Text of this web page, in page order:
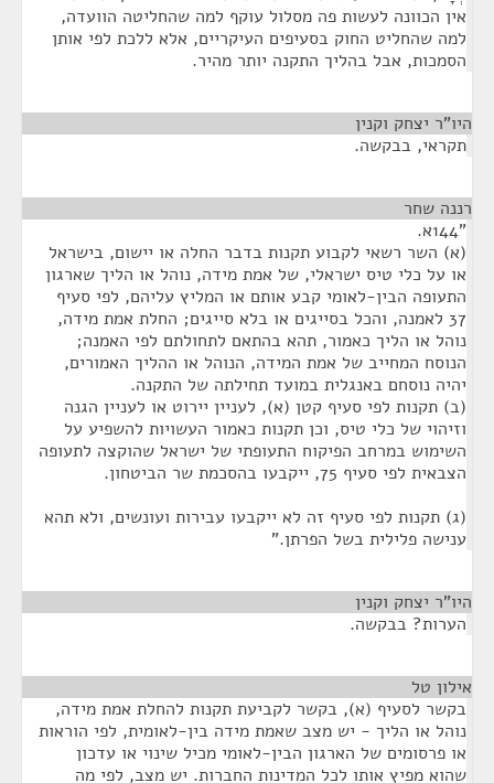
אין הכוונה לעשות פה מסלול עוקף למה שהחליטה הוועדה,
למה שהחליט החוק בסעיפים העיקריים, אלא ללכת לפי אותן
הסמכות, אבל בהליך התקנה יותר מהיר.
היו"ר יצחק וקנין
תקראי, בבקשה.
רננה שחר
"144א.
(א) השר רשאי לקבוע תקנות בדבר החלה או יישום, בישראל
או על כלי טיס ישראלי, של אמת מידה, נוהל או הליך שארגון
התעופה הבין-לאומי קבע אותם או המליץ עליהם, לפי סעיף
37 לאמנה, והכל בסייגים או בלא סייגים; החלת אמת מידה,
נוהל או הליך כאמור, תהא בהתאם לתחולתם לפי האמנה;
הנוסח המחייב של אמת המידה, הנוהל או ההליך האמורים,
יהיה נוסחם באנגלית במועד תחילתה של התקנה.
(ב) תקנות לפי סעיף קטן (א), לעניין יירוט או לעניין הגנה
וזיהוי של כלי טיס, וכן תקנות כאמור העשויות להשפיע על
השימוש במרחב הפיקוח התעופתי של ישראל שהוקצה לתעופה
הצבאית לפי סעיף 75, ייקבעו בהסכמת שר הביטחון.
(ג) תקנות לפי סעיף זה לא ייקבעו עבירות ועונשים, ולא תהא
ענישה פלילית בשל הפרתן."
היו"ר יצחק וקנין
הערות? בבקשה.
אילון טל
בקשר לסעיף (א), בקשר לקביעת תקנות להחלת אמת מידה,
נוהל או הליך - יש מצב שאמת מידה בין-לאומית, לפי הוראות
או פרסומים של הארגון הבין-לאומי מכיל שינוי או עדכון
שהוא מפיץ אותו לכל המדינות החברות. יש מצב, לפי מה